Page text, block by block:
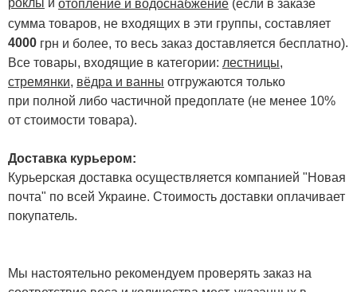
роклы и отопление и водоснабжение (если в заказе
сумма товаров, не входящих в эти группы, составляет
4000 грн и более, то весь заказ доставляется бесплатно).
Все товары, входящие в категории: лестницы,
стремянки, вёдра и ванны отгружаются только
при полной либо частичной предоплате (не менее 10%
от стоимости товара).
Доставка курьером:
Курьерская доставка осуществляется компанией "Новая
почта" по всей Украине. Стоимость доставки оплачивает
покупатель.
Мы настоятельно рекомендуем проверять заказ на